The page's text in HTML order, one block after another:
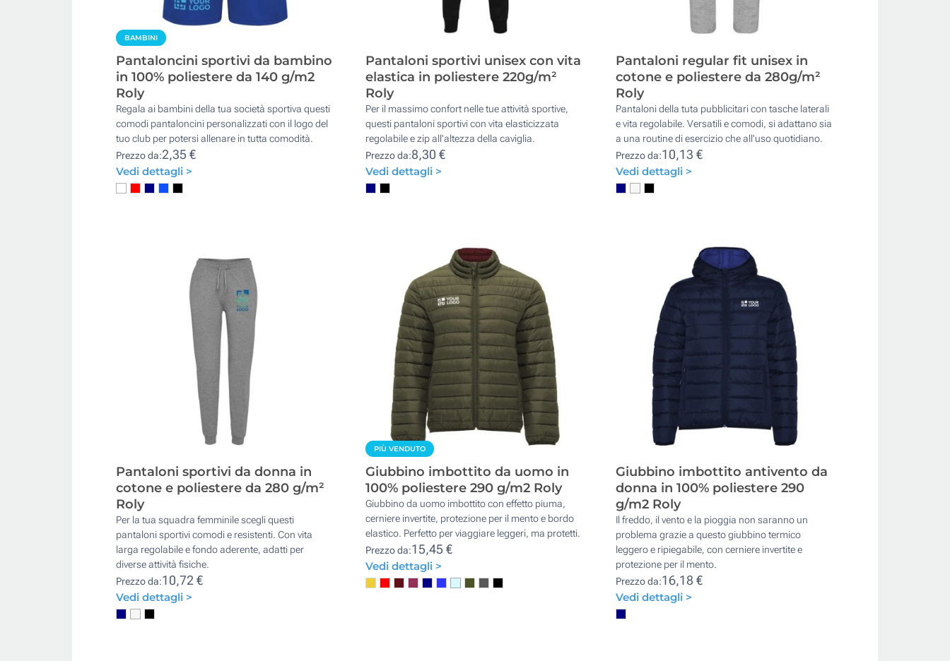
BAMBINI
Pantaloncini sportivi da bambino
in 100% poliestere da 140 g/m2
Roly
Regala ai bambini della tua società sportiva questi
comodi pantaloncini personalizzati con il logo del
tuo club per potersi allenare in tutta comodità.
Prezzo da:2,35 €
Vedi dettagli >
Pantaloni sportivi unisex con vita
elastica in poliestere 220g/m²
Roly
Per il massimo confort nelle tue attività sportive,
questi pantaloni sportivi con vita elasticizzata
regolabile e zip all'altezza della caviglia.
Prezzo da:8,30 €
Vedi dettagli >
Pantaloni regular fit unisex in
cotone e poliestere da 280g/m²
Roly
Pantaloni della tuta pubblicitari con tasche laterali
e vita regolabile. Versatili e comodi, si adattano sia
a una routine di esercizio che all'uso quotidiano.
Prezzo da:10,13 €
Vedi dettagli >
Pantaloni sportivi da donna in
cotone e poliestere da 280 g/m²
Roly
Per la tua squadra femminile scegli questi
pantaloni sportivi comodi e resistenti. Con vita
larga regolabile e fondo aderente, adatti per
diverse attività fisiche.
Prezzo da:10,72 €
Vedi dettagli >
PIÙ VENDUTO
Giubbino imbottito da uomo in
100% poliestere 290 g/m2 Roly
Giubbino da uomo imbottito con effetto piuma,
cerniere invertite, protezione per il mento e bordo
elastico. Perfetto per viaggiare leggeri, ma protetti.
Prezzo da:15,45 €
Vedi dettagli >
Giubbino imbottito antivento da
donna in 100% poliestere 290
g/m2 Roly
Il freddo, il vento e la pioggia non saranno un
problema grazie a questo giubbino termico
leggero e ripiegabile, con cerniere invertite e
protezione per il mento.
Prezzo da:16,18 €
Vedi dettagli >